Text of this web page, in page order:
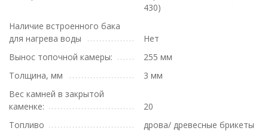
430)
Наличие встроенного бака
для нагрева воды
Нет
Вынос топочной камеры:
255 мм
Толщина, мм
3 мм
Вес камней в закрытой
каменке:
20
Топливо
дрова/ древесные брикеты